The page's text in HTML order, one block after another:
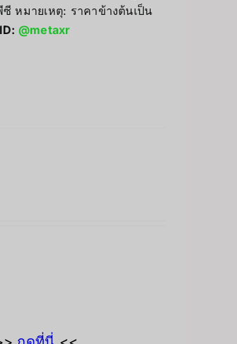
หมายเหตุ: ราคาข้างต้นเป็น
@metaxr